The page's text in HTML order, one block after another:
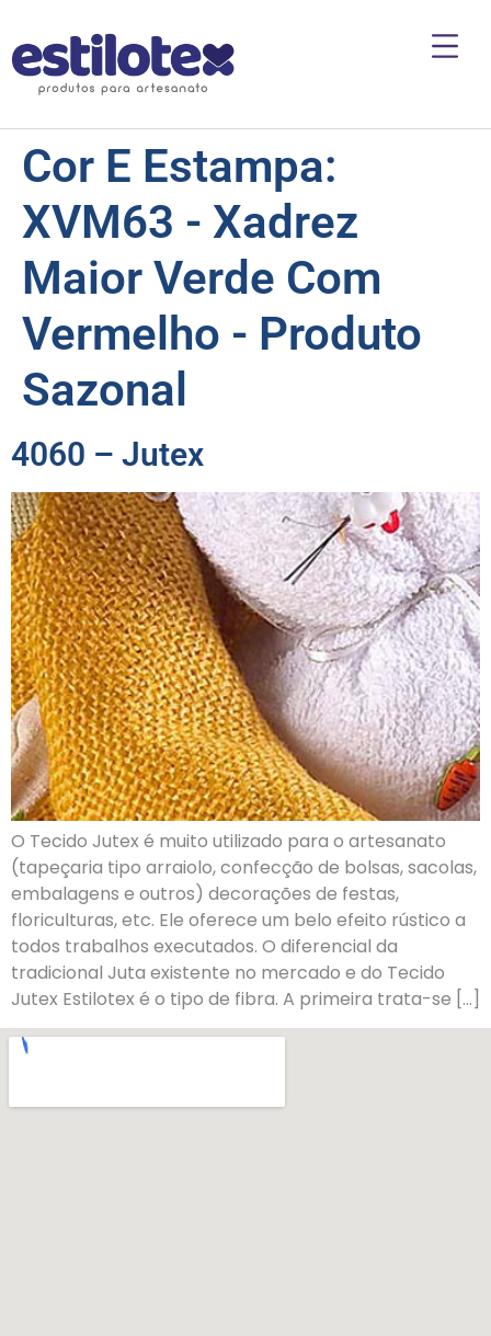
Cor E Estampa:
XVM63 - Xadrez
Maior Verde Com
Vermelho - Produto
Sazonal
4060 – Jutex
O Tecido Jutex é muito utilizado para o artesanato
(tapeçaria tipo arraiolo, confecção de bolsas, sacolas,
embalagens e outros) decorações de festas,
floriculturas, etc. Ele oferece um belo efeito rústico a
todos trabalhos executados. O diferencial da
tradicional Juta existente no mercado e do Tecido
Jutex Estilotex é o tipo de fibra. A primeira trata-se […]